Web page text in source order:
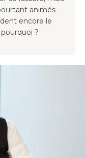
animés
encore le
?